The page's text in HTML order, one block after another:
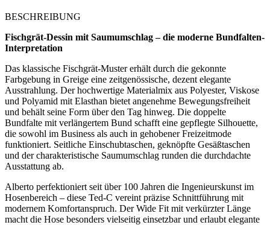
BESCHREIBUNG
Fischgrät-Dessin mit Saumumschlag – die moderne Bundfalten-
Interpretation
Das klassische Fischgrät-Muster erhält durch die gekonnte
Farbgebung in Greige eine zeitgenössische, dezent elegante
Ausstrahlung. Der hochwertige Materialmix aus Polyester, Viskose
und Polyamid mit Elasthan bietet angenehme Bewegungsfreiheit
und behält seine Form über den Tag hinweg. Die doppelte
Bundfalte mit verlängertem Bund schafft eine gepflegte Silhouette,
die sowohl im Business als auch in gehobener Freizeitmode
funktioniert. Seitliche Einschubtaschen, geknöpfte Gesäßtaschen
und der charakteristische Saumumschlag runden die durchdachte
Ausstattung ab.
Alberto perfektioniert seit über 100 Jahren die Ingenieurskunst im
Hosenbereich – diese Ted-C vereint präzise Schnittführung mit
modernem Komfortanspruch. Der Wide Fit mit verkürzter Länge
macht die Hose besonders vielseitig einsetzbar und erlaubt elegante